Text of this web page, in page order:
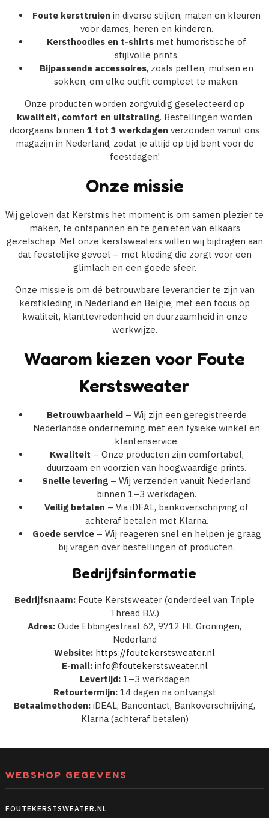
Foute kersttruien in diverse stijlen, maten en kleuren
voor dames, heren en kinderen.
Kersthoodies en t-shirts met humoristische of
stijlvolle prints.
Bijpassende accessoires, zoals petten, mutsen en
sokken, om elke outfit compleet te maken.
Onze producten worden zorgvuldig geselecteerd op
kwaliteit, comfort en uitstraling. Bestellingen worden
doorgaans binnen 1 tot 3 werkdagen verzonden vanuit ons
magazijn in Nederland, zodat je altijd op tijd bent voor de
feestdagen!
Onze missie
Wij geloven dat Kerstmis het moment is om samen plezier te
maken, te ontspannen en te genieten van elkaars
gezelschap. Met onze kerstsweaters willen wij bijdragen aan
dat feestelijke gevoel – met kleding die zorgt voor een
glimlach en een goede sfeer.
Onze missie is om dé betrouwbare leverancier te zijn van
kerstkleding in Nederland en België, met een focus op
kwaliteit, klanttevredenheid en duurzaamheid in onze
werkwijze.
Waarom kiezen voor Foute
Kerstsweater
Betrouwbaarheid– Wij zijn een geregistreerde
Nederlandse onderneming met een fysieke winkel en
klantenservice.
Kwaliteit – Onze producten zijn comfortabel,
duurzaam en voorzien van hoogwaardige prints.
Snelle levering – Wij verzenden vanuit Nederland
binnen 1–3 werkdagen.
Veilig betalen – Via iDEAL, bankoverschrijving of
achteraf betalen met Klarna.
Goede service– Wij reageren snel en helpen je graag
bij vragen over bestellingen of producten.
Bedrijfsinformatie
Bedrijfsnaam: Foute Kerstsweater (onderdeel van Triple
Thread B.V.)
Adres: Oude Ebbingestraat 62, 9712 HL Groningen,
Nederland
Website: https://foutekerstsweater.nl
E-mail: info@foutekerstsweater.nl
Levertijd:1–3 werkdagen
Retourtermijn:14 dagen na ontvangst
Betaalmethoden: iDEAL, Bancontact, Bankoverschrijving,
Klarna (achteraf betalen)
WEBSHOP GEGEVENS
FOUTEKERSTSWEATER.NL